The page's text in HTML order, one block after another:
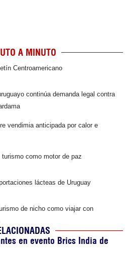
A MINUTO
Centroamericano
continúa demanda legal contra
vendimia anticipada por calor e
turismo como motor de paz
lácteas de Uruguay
de nicho como viajar con
en evento Brics India de